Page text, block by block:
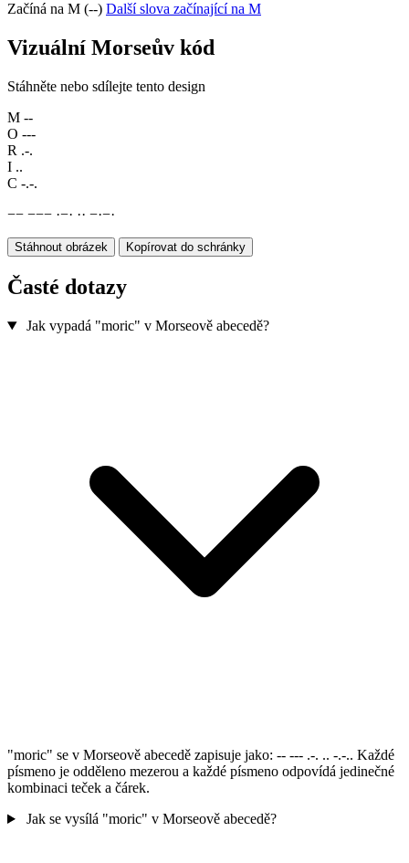
Začíná na M (--) Další slova začínající na M
Vizuální Morseův kód
Stáhněte nebo sdílejte tento design
M --
O ---
R .-.
I ..
C -.-.
−− −−− ·−· ·· −·−·
Stáhnout obrázek Kopírovat do schránky
Časté dotazy
Jak vypadá "moric" v Morseově abecedě?
"moric" se v Morseově abecedě zapisuje jako: -- --- .-. .. -.-.. Každé
písmeno je odděleno mezerou a každé písmeno odpovídá jedinečné
kombinaci teček a čárek.
Jak se vysílá "moric" v Morseově abecedě?